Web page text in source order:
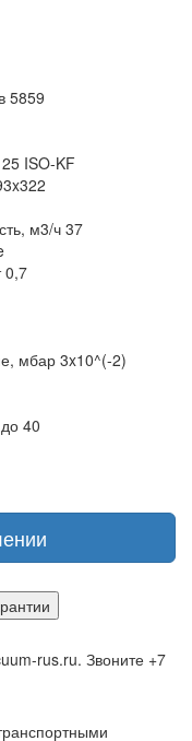
5859
ISO-KF
м3/ч 37
0,7
мбар 3x10^(-2)
40
rus.ru. Звоните +7